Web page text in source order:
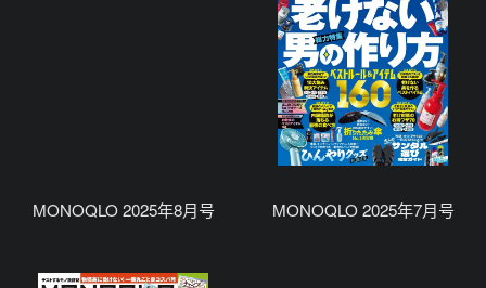
MONOQLO 2025年8月号 MONOQLO 2025年7月号